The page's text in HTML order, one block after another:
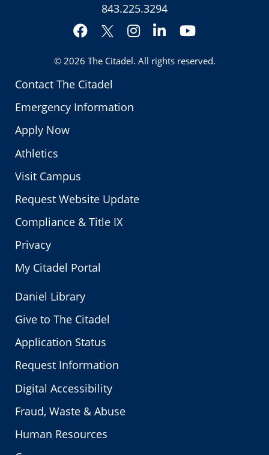
Contact The Citadel
Emergency Information
Apply Now
Athletics
Visit Campus
Request Website Update
Compliance & Title IX
Privacy
My Citadel Portal
843.225.3294
Facebook
Twitter
Instagram
LinkedInYouTube
© 2026 The Citadel. All rights reserved.
Daniel Library
Give to The Citadel
Application Status
Request Information
Digital Accessibility
Fraud, Waste & Abuse
Human Resources